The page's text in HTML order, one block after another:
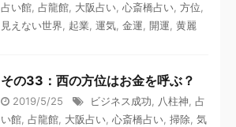
占い館, 占龍館, 大阪占い, 心斎橋占い, 方位,
見えない世界, 起業, 運気, 金運, 開運, 黄麗
その33：西の方位はお金を呼ぶ？
2019/5/25 ビジネス成功, 八柱神, 占
い館, 占龍館, 大阪占い, 心斎橋占い, 掃除, 気